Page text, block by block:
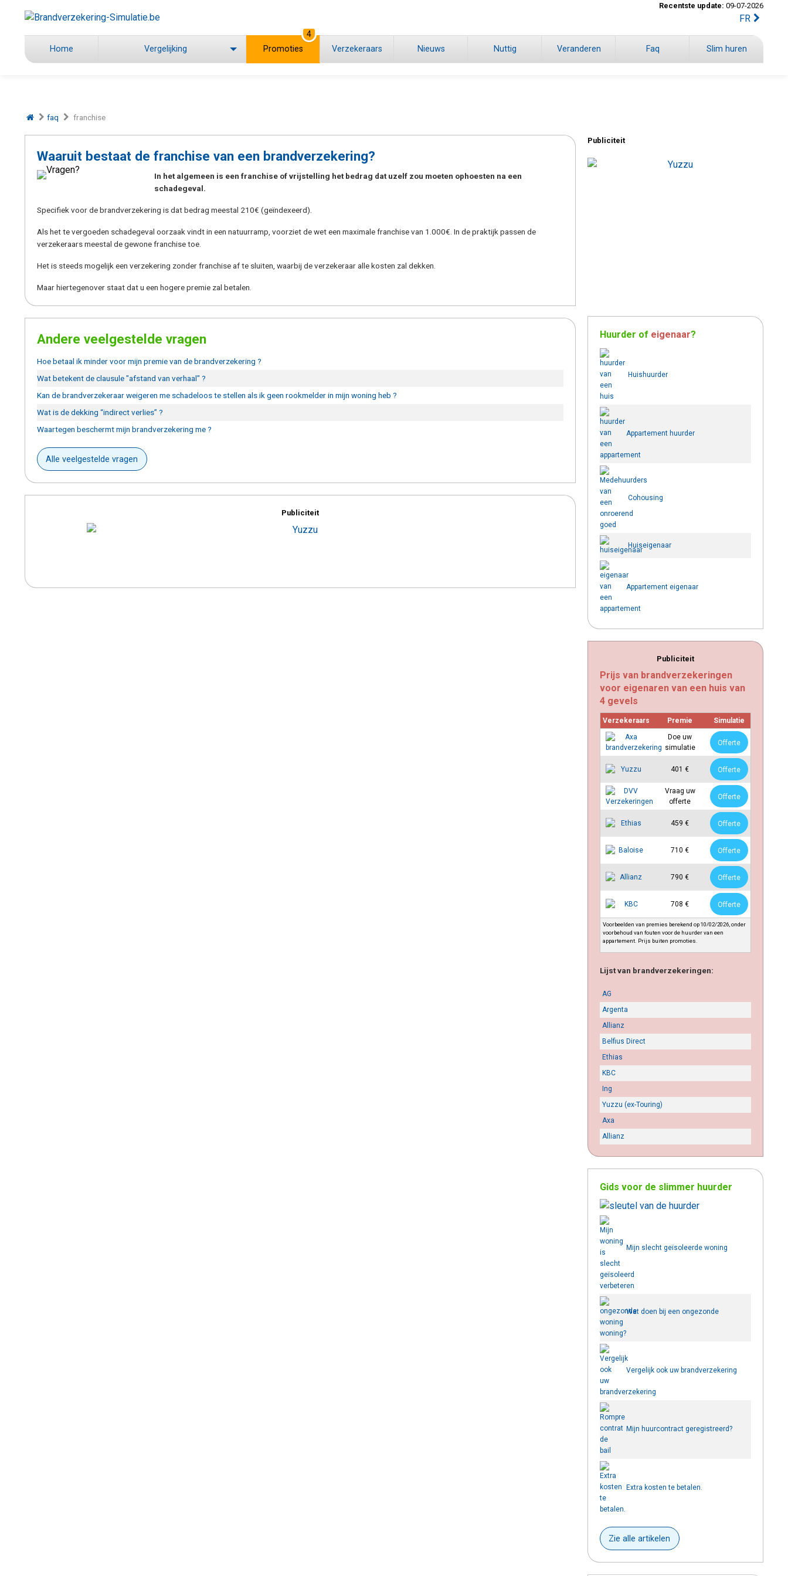
Recentste update: 09-07-2026
FR
Home Vergelijking Promoties
4
Verzekeraars
Nieuws Nuttig Veranderen Faq Slim huren
faq franchise
Waaruit bestaat de franchise van een brandverzekering?
In het algemeen is een franchise of vrijstelling het bedrag dat uzelf zou moeten ophoesten na een
schadegeval.
Specifiek voor de brandverzekering is dat bedrag meestal 210€ (geïndexeerd).
Als het te vergoeden schadegeval oorzaak vindt in een natuurramp, voorziet de wet een maximale franchise van 1.000€. In de praktijk passen de
verzekeraars meestal de gewone franchise toe.
Het is steeds mogelijk een verzekering zonder franchise af te sluiten, waarbij de verzekeraar alle kosten zal dekken.
Maar hiertegenover staat dat u een hogere premie zal betalen.
Andere veelgestelde vragen
Hoe betaal ik minder voor mijn premie van de brandverzekering ?
Wat betekent de clausule "afstand van verhaal" ?
Kan de brandverzekeraar weigeren me schadeloos te stellen als ik geen rookmelder in mijn woning heb ?
Wat is de dekking “indirect verlies” ?
Waartegen beschermt mijn brandverzekering me ?
Alle veelgestelde vragen
Publiciteit
Publiciteit
Huurder of eigenaar?
Huishuurder
Appartement huurder
Cohousing
Huiseigenaar
Appartement eigenaar
Publiciteit
Prijs van brandverzekeringen
voor eigenaren van een huis van
4 gevels
Verzekeraars Premie
Simulatie
Doe uw
simulatie
Offerte
401 € Offerte
Vraag uw
offerte
Offerte
459 € Offerte
710 € Offerte
790 € Offerte
708 € Offerte
Voorbeelden van premies berekend op 10/02/2026, onder
voorbehoud van fouten voor de huurder van een
appartement. Prijs buiten promoties.
Lijst van brandverzekeringen:
AG
Argenta
Allianz
Belfius Direct
Ethias
KBC
Ing
Yuzzu (ex-Touring)
Axa
Allianz
Gids voor de slimmer huurder
Mijn slecht geïsoleerde woning
verbeteren
Wat doen bij een ongezonde
woning?
Vergelijk ook uw brandverzekering
Mijn huurcontract geregistreerd?
Extra kosten te betalen.
Zie alle artikelen